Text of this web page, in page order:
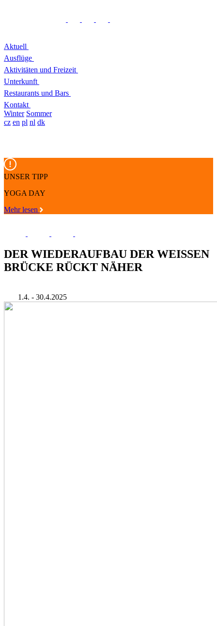
Aktuell
Ausflüge
Aktivitäten und Freizeit
Unterkunft
Restaurants und Bars
Kontakt
Winter Sommer
cz en pl nl dk
UNSER TIPP
YOGA DAY
Mehr lesen
DER WIEDERAUFBAU DER WEISSEN
BRÜCKE RÜCKT NÄHER
1.4. - 30.4.2025